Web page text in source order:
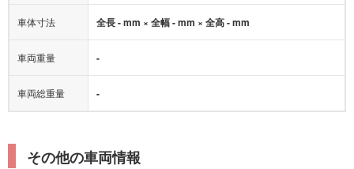
車体寸法 全長 - mm × 全幅 - mm × 全高 - mm
車両重量 -
車両総重量 -
その他の車両情報